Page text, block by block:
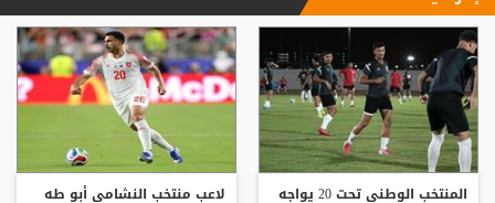
المنتخب الوطني تحت 20 يواجه
لاعب منتخب النشامى أبو طه